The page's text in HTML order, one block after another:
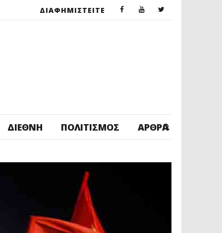
ΔΙΑΦΗΜΙΣΤΕΙΤΕ
ΔΙΕΘΝΉ ΠΟΛΙΤΙΣΜΌΣ ΆΡΘΡΑ